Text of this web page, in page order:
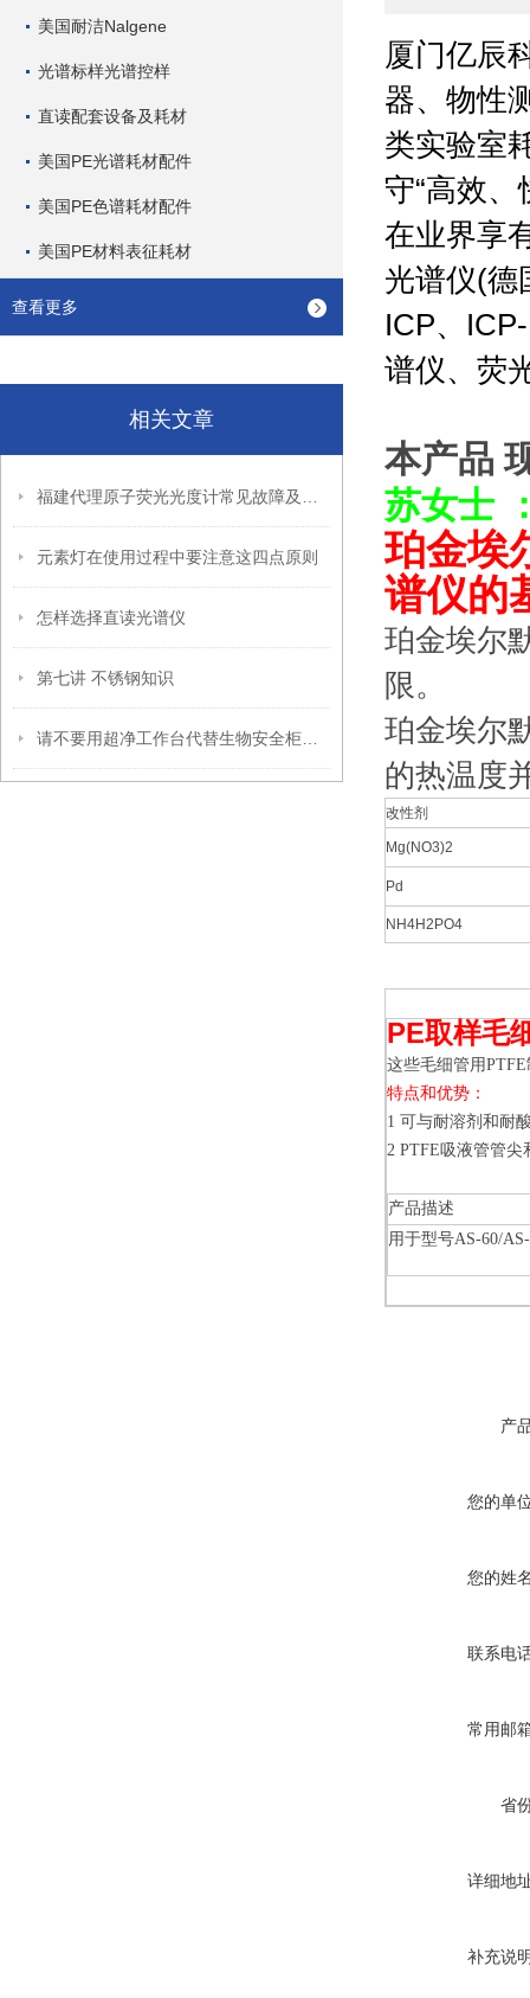
美国耐洁Nalgene
光谱标样光谱控样
直读配套设备及耗材
美国PE光谱耗材配件
美国PE色谱耗材配件
美国PE材料表征耗材
查看更多
相关文章
元素灯在使用过程中要注意这四点原则
怎样选择直读光谱仪
第七讲 不锈钢知识
厦门亿辰
器、物性
类实验室
守“高效
在业界享
光谱仪(德
ICP、
谱仪、荧
本产品
苏女士
珀金埃
谱仪的
珀金埃尔
限。
珀金埃尔
的热温度
改性剂
Mg(NO3)2
Pd
NH4H2PO4
PE取样毛
这些毛细管用
特点和优势：
1 可与耐溶剂和耐
2 PTFE吸液管管尖
产品
用于型号AS-60/
产
您的单
您的姓
联系电
常用邮
省
详细地
补充说